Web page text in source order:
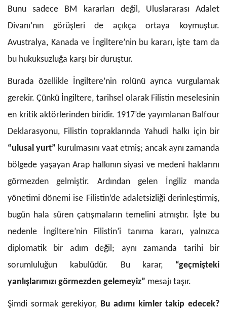
Bunu sadece BM kararları değil, Uluslararası Adalet
Divanı’nın görüşleri de açıkça ortaya koymuştur.
Avustralya, Kanada ve İngiltere’nin bu kararı, işte tam da
bu hukuksuzluğa karşı bir duruştur.
Burada özellikle İngiltere’nin rolünü ayrıca vurgulamak
gerekir. Çünkü İngiltere, tarihsel olarak Filistin meselesinin
en kritik aktörlerinden biridir. 1917’de yayımlanan Balfour
Deklarasyonu, Filistin topraklarında Yahudi halkı için bir
“ulusal yurt” kurulmasını vaat etmiş; ancak aynı zamanda
bölgede yaşayan Arap halkının siyasi ve medeni haklarını
görmezden gelmiştir. Ardından gelen İngiliz manda
yönetimi dönemi ise Filistin’de adaletsizliği derinleştirmiş,
bugün hala süren çatışmaların temelini atmıştır. İşte bu
nedenle İngiltere’nin Filistin’i tanıma kararı, yalnızca
diplomatik bir adım değil; aynı zamanda tarihi bir
sorumluluğun kabulüdür. Bu karar, “geçmişteki
yanlışlarımızı görmezden gelemeyiz” mesajı taşır.
Şimdi sormak gerekiyor, Bu adımı kimler takip edecek?